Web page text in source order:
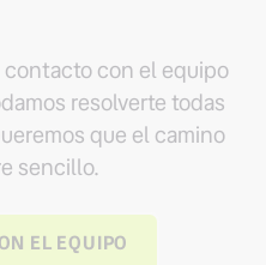
con el equipo
resolverte todas
que el camino
sencillo.
EL EQUIPO